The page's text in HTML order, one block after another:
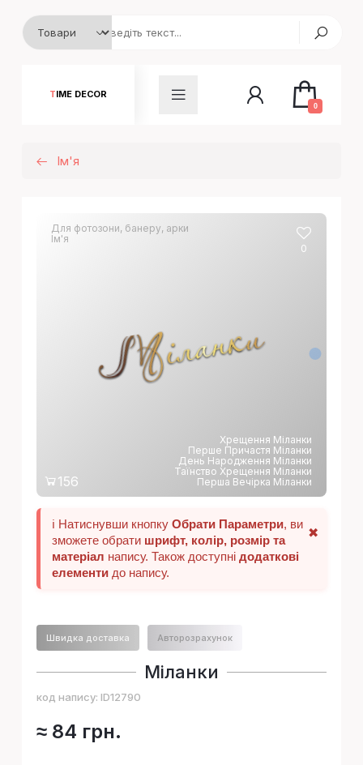
TIME DECOR
0
Ім'я
Міланки
Для фотозони, банеру, арки
Ім'я
Хрещення Міланки
Перше Причастя Міланки
День Народження Міланки
Таїнство Хрещення Міланки
Перша Вечірка Міланки
0
156
✖
ℹ️ Натиснувши кнопку Обрати Параметри, ви
зможете обрати шрифт, колір, розмір та
матеріал напису. Також доступні додаткові
елементидо напису.
Швидка доставка Авторозрахунок
Міланки
код напису: ID12790
≈ 84 грн.